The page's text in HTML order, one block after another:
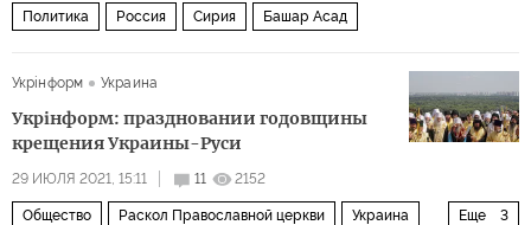
Политика Россия Сирия Башар Асад
Укрiнформ Украина
Укрiнформ: праздновании годовщины
крещения Украины-Руси
29 ИЮЛЯ 2021, 15:11 11 2152
Еще 3
Общество Раскол Православной церкви Украина